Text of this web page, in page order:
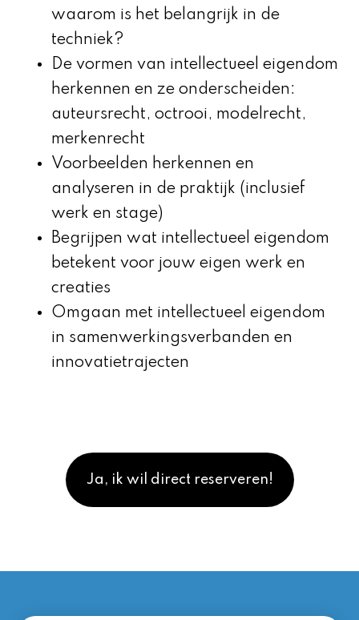
waarom is het belangrijk in de
techniek?
De vormen van intellectueel eigendom
herkennen en ze onderscheiden:
auteursrecht, octrooi, modelrecht,
merkenrecht
Voorbeelden herkennen en
analyseren in de praktijk (inclusief
werk en stage)
Begrijpen wat intellectueel eigendom
betekent voor jouw eigen werk en
creaties
Omgaan met intellectueel eigendom
in samenwerkingsverbanden en
innovatietrajecten
Ja, ik wil direct reserveren!